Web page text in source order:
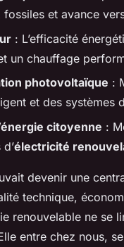
et avance
: L’efficacité
un chauffage
photovoltaïque :
et des systèmes
citoyenne :
électricité
devenir une
technique,
renouvelable ne
entre chez nous,